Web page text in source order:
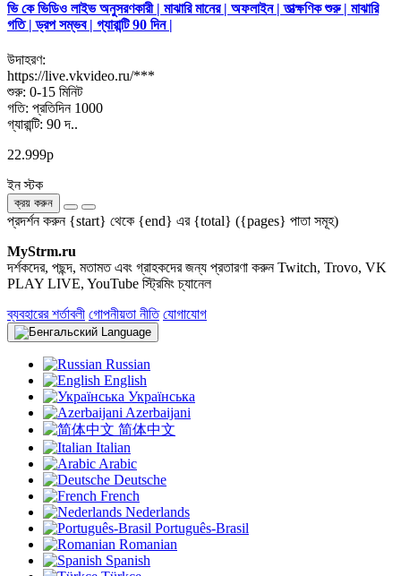
ভি কে ভিডিও লাইভ অনুসরণকারী | মাঝারি মানের | অফলাইন | তাত্ক্ষণিক শুরু | মাঝারি
গতি | ড্রপ সম্ভব | গ্যারান্টি 90 দিন |
উদাহরণ:
https://live.vkvideo.ru/***
শুরু: 0-15 মিনিট
গতি: প্রতিদিন 1000
গ্যারান্টি: 90 দ..
22.999р
ইন স্টক
ক্রয় করুন
প্রদর্শন করুন {start} থেকে {end} এর {total} ({pages} পাতা সমূহ)
MyStrm.ru
দর্শকদের, পছন্দ, মতামত এবং গ্রাহকদের জন্য প্রতারণা করুন Twitch, Trovo, VK
PLAY LIVE, YouTube স্ট্রিমিং চ্যানেল
ব্যবহারের শর্তাবলী গোপনীয়তা নীতি যোগাযোগ
Language
Russian
English
Українська
Azerbaijani
简体中文
Italian
Arabic
Deutsche
French
Nederlands
Português-Brasil
Romanian
Spanish